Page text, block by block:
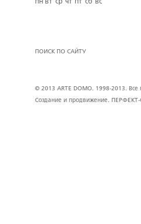
пн вт ср чт пт сб вс
ПОИСК ПО САЙТУ
© 2013 ARTE DOMO. 1998-2013.
Создание и продвижение.